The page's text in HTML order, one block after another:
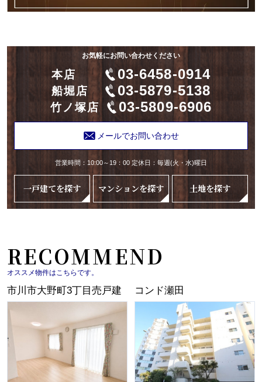
お気軽にお問い合わせください
本店 03-6458-0914
船堀店 03-5879-5138
竹ノ塚店 03-5809-6906
メールでお問い合わせ
営業時間：10:00～19：00 定休日：毎週(火・水)曜日
一戸建てを探す マンションを探す 土地を探す
RECOMMEND
オススメ物件はこちらです。
市川市大野町3丁目売戸建 コンド瀬田